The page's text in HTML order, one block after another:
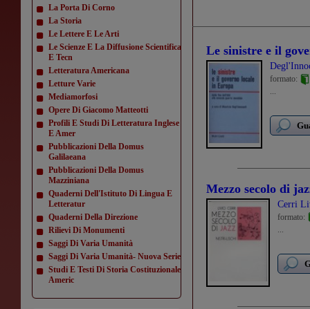
La Porta Di Corno
La Storia
Le Lettere E Le Arti
Le Scienze E La Diffusione Scientifica
E Tecn
Letteratura Americana
Letture Varie
Mediamorfosi
Opere Di Giacomo Matteotti
Profili E Studi Di Letteratura Inglese
E Amer
Pubblicazioni Della Domus
Galilaeana
Pubblicazioni Della Domus
Mazziniana
Quaderni Dell'Istituto Di Lingua E
Letteratur
Quaderni Della Direzione
Rilievi Di Monumenti
Saggi Di Varia Umanità
Saggi Di Varia Umanità- Nuova Serie
Studi E Testi Di Storia Costituzionale
Americ
Le sinistre e il
formato:
...
Mezzo secolo di
Cerri
formato:
...